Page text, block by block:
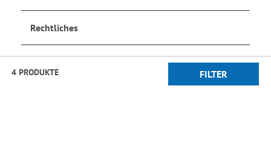
4 PRODUKTE FILTER
Rechtliches